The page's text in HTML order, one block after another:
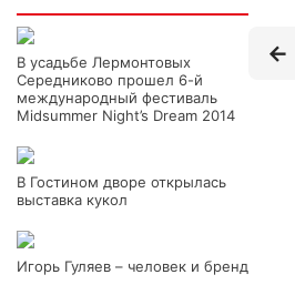
В усадьбе Лермонтовых
Середниково прошел 6-й
международный фестиваль
Midsummer Night’s Dream 2014
В Гостином дворе открылась
выставка кукол
Игорь Гуляев – человек и бренд